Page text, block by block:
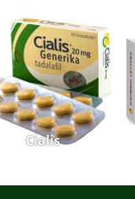
Cialis